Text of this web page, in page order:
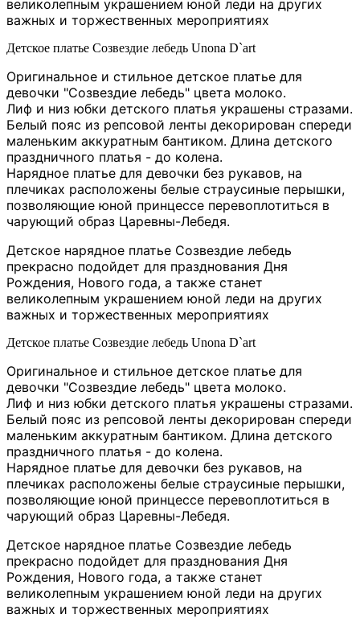
великолепным украшением юной леди на других
важных и торжественных мероприятиях
Детское платье Созвездие лебедь Unona D`art
Оригинальное и стильное детское платье для
девочки "Созвездие лебедь" цвета молоко.
Лиф и низ юбки детского платья украшены стразами.
Белый пояс из репсовой ленты декорирован спереди
маленьким аккуратным бантиком. Длина детского
праздничного платья - до колена.
Нарядное платье для девочки без рукавов, на
плечиках расположены белые страусиные перышки,
позволяющие юной принцессе перевоплотиться в
чарующий образ Царевны-Лебедя.
Детское нарядное платье Созвездие лебедь
прекрасно подойдет для празднования Дня
Рождения, Нового года, а также станет
великолепным украшением юной леди на других
важных и торжественных мероприятиях
Детское платье Созвездие лебедь Unona D`art
Оригинальное и стильное детское платье для
девочки "Созвездие лебедь" цвета молоко.
Лиф и низ юбки детского платья украшены стразами.
Белый пояс из репсовой ленты декорирован спереди
маленьким аккуратным бантиком. Длина детского
праздничного платья - до колена.
Нарядное платье для девочки без рукавов, на
плечиках расположены белые страусиные перышки,
позволяющие юной принцессе перевоплотиться в
чарующий образ Царевны-Лебедя.
Детское нарядное платье Созвездие лебедь
прекрасно подойдет для празднования Дня
Рождения, Нового года, а также станет
великолепным украшением юной леди на других
важных и торжественных мероприятиях